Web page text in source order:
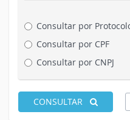
Consultar por
Consultar por CPF
Consultar por CNPJ
CONSULTAR